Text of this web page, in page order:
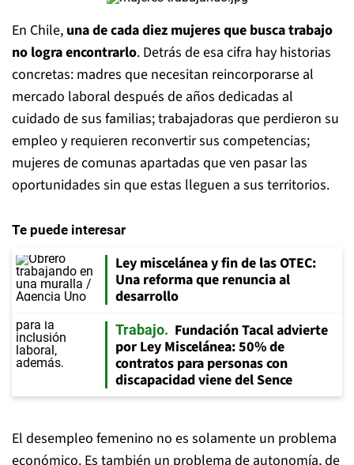
En Chile, una de cada diez mujeres que busca trabajo
no logra encontrarlo. Detrás de esa cifra hay historias
concretas: madres que necesitan reincorporarse al
mercado laboral después de años dedicadas al
cuidado de sus familias; trabajadoras que perdieron su
empleo y requieren reconvertir sus competencias;
mujeres de comunas apartadas que ven pasar las
oportunidades sin que estas lleguen a sus territorios.
Te puede interesar
Ley miscelánea y fin de las OTEC:
Una reforma que renuncia al
desarrollo
Trabajo
Fundación Tacal advierte
por Ley Miscelánea: 50% de
contratos para personas con
discapacidad viene del Sence
El desempleo femenino no es solamente un problema
económico. Es también un problema de autonomía, de